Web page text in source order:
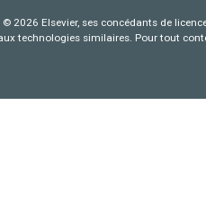
2026 Elsevier, ses concédants de
technologies similaires. Pour tout